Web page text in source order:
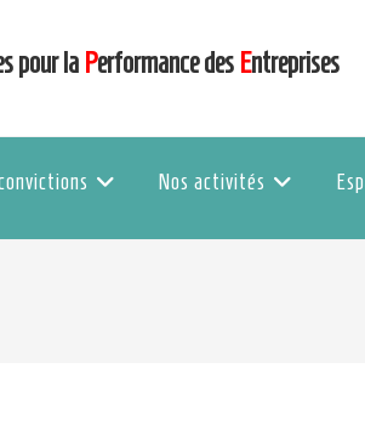
pour la Performance des Entreprises
Nos activités